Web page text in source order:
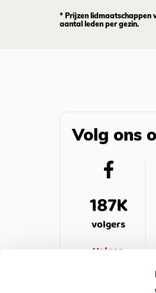
* Prijzen lidmaatschappen
aantal leden per gezin.
Volg ons
187K
volgers
Volgen